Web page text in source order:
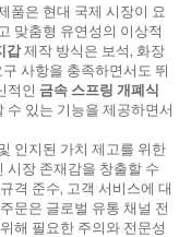
품은 현대 국제 시장이 요
맞춤형 유연성의 이상적
갑제작 방식은 보석, 화장
사항을 충족하면서도 뛰
적인 금속 스프링 개폐식
수 있는 기능을 제공하면서
인지된 가치 제고를 위한
시장 존재감을 창출할 수
격 준수, 고객 서비스에 대
주문은 글로벌 유통 채널 전
해 필요한 주의와 전문성